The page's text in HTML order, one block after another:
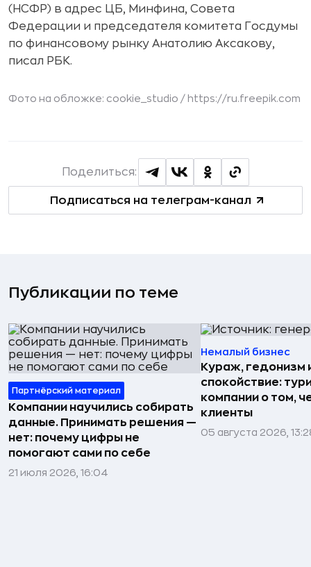
(НСФР) в адрес ЦБ, Минфина, Совета
Федерации и председателя комитета Госдумы
по финансовому рынку Анатолию Аксакову,
писал РБК.
Фото на обложке: cookie_studio / https://ru.freepik.com
Подписаться на телеграм-канал
Поделиться:
Публикации по теме
Партнёрский материал
Компании научились собирать
данные. Принимать решения —
нет: почему цифры не
помогают сами по себе
21 июля 2026, 16:04
Немалый бизнес
Кураж, гедонизм
спокойствие:
компании о том,
клиенты
05 августа 2026,